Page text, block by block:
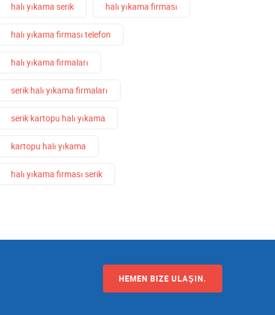
halı yıkama serik halı yıkama firması
halı yıkama firması telefon
halı yıkama firmaları
serik halı yıkama firmaları
serik kartopu halı yıkama
kartopu halı yıkama
halı yıkama firması serik
HEMEN BIZE ULAŞIN.